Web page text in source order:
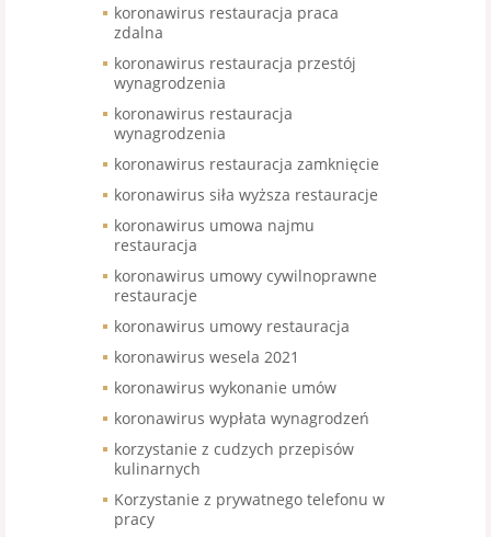
koronawirus restauracja praca
zdalna
koronawirus restauracja przestój
wynagrodzenia
koronawirus restauracja
wynagrodzenia
koronawirus restauracja zamknięcie
koronawirus siła wyższa restauracje
koronawirus umowa najmu
restauracja
koronawirus umowy cywilnoprawne
restauracje
koronawirus umowy restauracja
koronawirus wesela 2021
koronawirus wykonanie umów
koronawirus wypłata wynagrodzeń
korzystanie z cudzych przepisów
kulinarnych
Korzystanie z prywatnego telefonu w
pracy